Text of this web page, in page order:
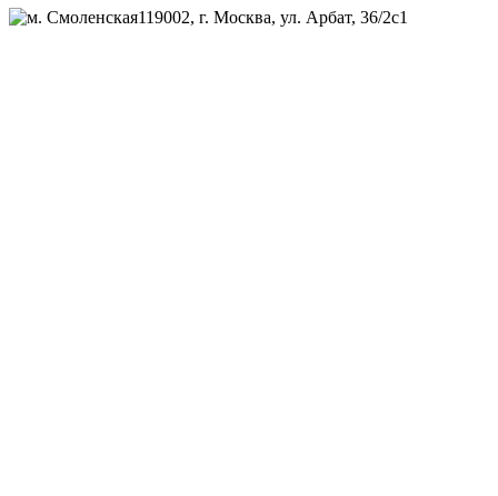
119002, г. Москва, ул. Арбат, 36/2с1